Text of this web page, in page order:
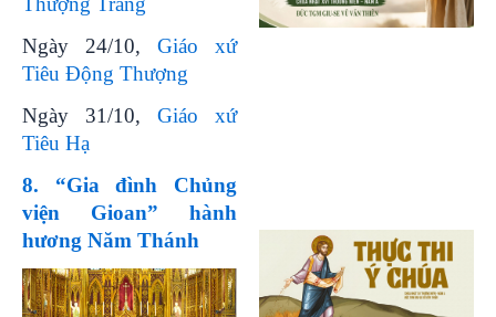
Ngày 24/10, Giáo xứ
Tiêu Động Thượng
Ngày 31/10, Giáo xứ
Tiêu Hạ
8. “Gia đình Chủng
viện Gioan” hành
hương Năm Thánh